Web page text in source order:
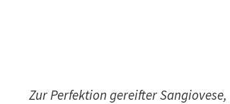
Zur Perfektion gereifter Sangiovese,